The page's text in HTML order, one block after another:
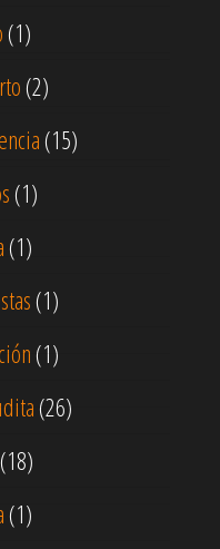
(1)
(2)
(15)
(1)
(1)
(1)
(1)
(26)
(18)
(1)